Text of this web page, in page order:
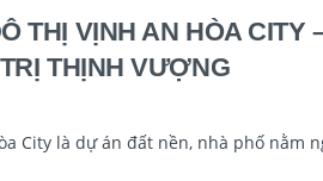
THỊ VỊNH AN HÒA CITY
THỊNH VƯỢNG
City là dự án đất nền, nhà phố nằm